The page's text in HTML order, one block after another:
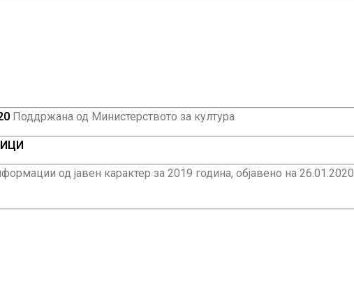
Поддржана од Министерството за култура
од јавен карактер за 2019 година, објавено на 26.01.2020